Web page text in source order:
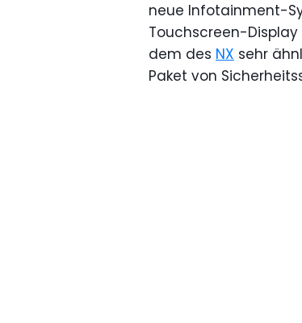
neue Infotainment-
Touchscreen-
dem des NX sehr
Paket von